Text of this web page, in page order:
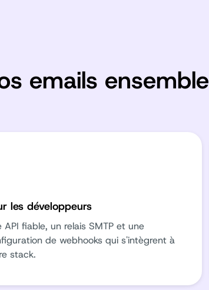
emails ensemble
les développeurs
API fiable, un relais SMTP et une
de webhooks qui s'intègrent à
stack.